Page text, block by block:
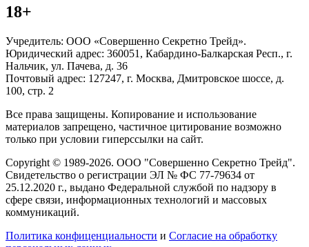
18+
Учредитель: ООО «Совершенно Секретно Трейд».
Юридический адрес: 360051, Кабардино-Балкарская Респ., г.
Нальчик, ул. Пачева, д. 36
Почтовый адрес: 127247, г. Москва, Дмитровское шоссе, д.
100, стр. 2
Все права защищены. Копирование и использование
материалов запрещено, частичное цитирование возможно
только при условии гиперссылки на сайт.
Copyright © 1989-2026. ООО "Совершенно Секретно Трейд".
Свидетельство о регистрации ЭЛ № ФС 77-79634 от
25.12.2020 г., выдано Федеральной службой по надзору в
сфере связи, информационных технологий и массовых
коммуникаций.
Политика конфиценциальности и Согласие на обработку